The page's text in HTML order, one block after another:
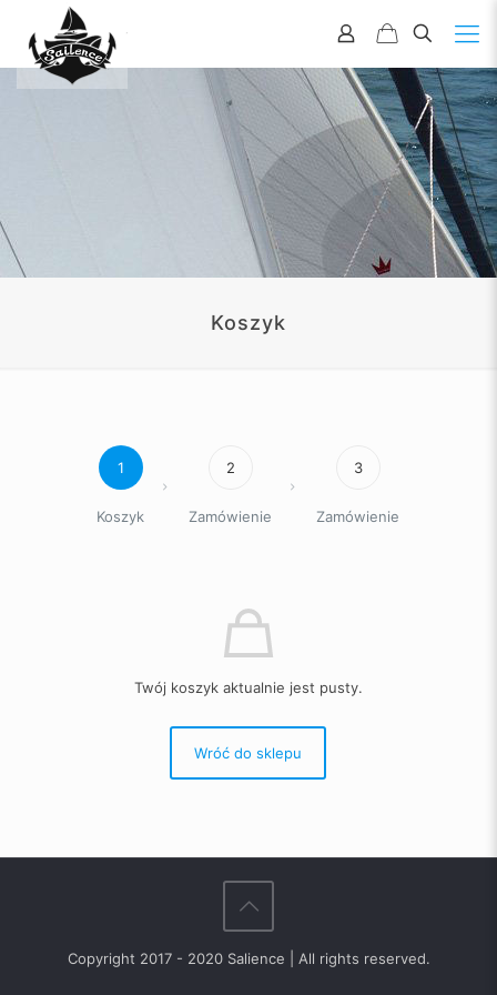
Koszyk
1
Koszyk
2
Zamówienie
3
Zamówienie
Twój koszyk aktualnie jest pusty.
Wróć do sklepu
Copyright 2017 - 2020 Salience | All rights reserved.